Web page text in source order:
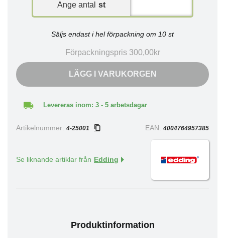
Ange antal st
Säljs endast i hel förpackning om 10 st
Förpackningspris 300,00kr
LÄGG I VARUKORGEN
Levereras inom: 3 - 5 arbetsdagar
Artikelnummer: 4-25001 EAN: 4004764957385
Se liknande artiklar från Edding
Produktinformation